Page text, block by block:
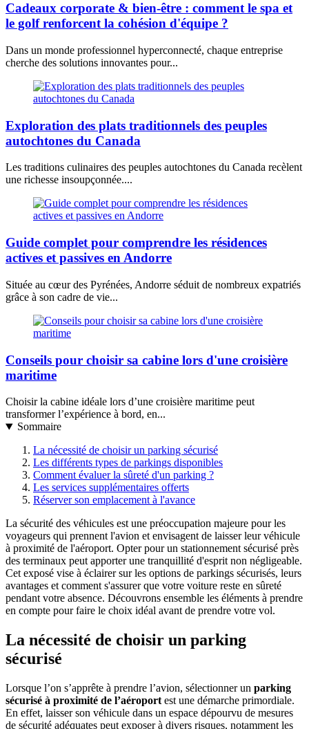
Cadeaux corporate & bien-être : comment le spa et
le golf renforcent la cohésion d'équipe ?
Dans un monde professionnel hyperconnecté, chaque entreprise
cherche des solutions innovantes pour...
Exploration des plats traditionnels des peuples
autochtones du Canada
Les traditions culinaires des peuples autochtones du Canada recèlent
une richesse insoupçonnée....
Guide complet pour comprendre les résidences
actives et passives en Andorre
Située au cœur des Pyrénées, Andorre séduit de nombreux expatriés
grâce à son cadre de vie...
Conseils pour choisir sa cabine lors d'une croisière
maritime
Choisir la cabine idéale lors d’une croisière maritime peut
transformer l’expérience à bord, en...
Sommaire
La nécessité de choisir un parking sécurisé
Les différents types de parkings disponibles
Comment évaluer la sûreté d'un parking ?
Les services supplémentaires offerts
Réserver son emplacement à l'avance
La sécurité des véhicules est une préoccupation majeure pour les
voyageurs qui prennent l'avion et envisagent de laisser leur véhicule
à proximité de l'aéroport. Opter pour un stationnement sécurisé près
des terminaux peut apporter une tranquillité d'esprit non négligeable.
Cet exposé vise à éclairer sur les options de parkings sécurisés, leurs
avantages et comment s'assurer que votre voiture reste en sûreté
pendant votre absence. Découvrons ensemble les éléments à prendre
en compte pour faire le choix idéal avant de prendre votre vol.
La nécessité de choisir un parking
sécurisé
Lorsque l’on s’apprête à prendre l’avion, sélectionner un parking
sécurisé à proximité de l’aéroport est une démarche primordiale.
En effet, laisser son véhicule dans un espace dépourvu de mesures
de sécurité adéquates peut exposer à divers risques, notamment les